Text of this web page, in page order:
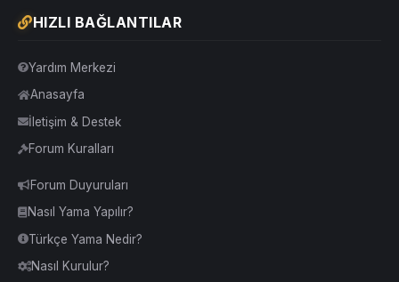
HIZLI BAĞLANTILAR
Yardım Merkezi
Anasayfa
İletişim & Destek
Forum Kuralları
Forum Duyuruları
Nasıl Yama Yapılır?
Türkçe Yama Nedir?
Nasıl Kurulur?